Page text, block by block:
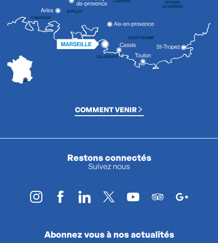
COMMENT VENIR
Restons connectés
Suivez nous
Abonnez vous à nos actualités